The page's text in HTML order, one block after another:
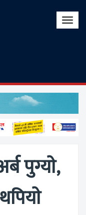
Toggle
पुग्याे,